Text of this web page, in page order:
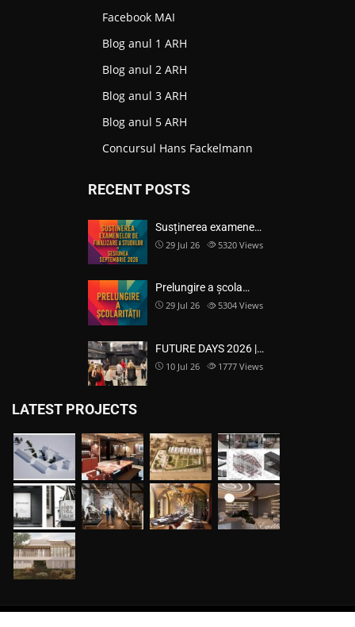
Facebook MAI
Blog anul 1 ARH
Blog anul 2 ARH
Blog anul 3 ARH
Blog anul 5 ARH
Concursul Hans Fackelmann
RECENT POSTS
Susținerea examene…
29 Jul 26 5320 Views
Prelungire a școla…
29 Jul 26 5304 Views
FUTURE DAYS 2026 |…
10 Jul 26 1777 Views
LATEST PROJECTS